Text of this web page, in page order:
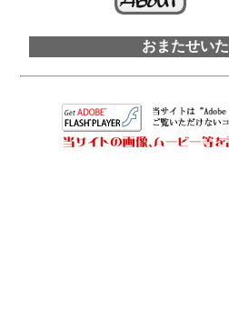
おまたせい